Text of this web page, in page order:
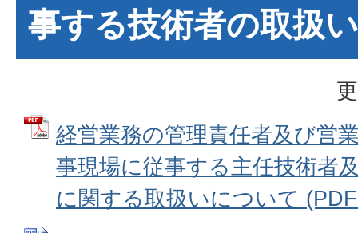
事する技術者の取扱い
経営業務の管理責任者及び営
事現場に従事する主任技術者
に関する取扱いについて